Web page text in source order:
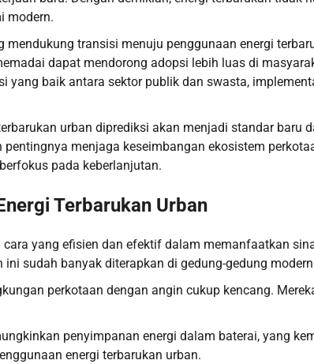
modern.
mendukung transisi menuju penggunaan energi
dapat mendorong adopsi lebih luas di
yang baik antara sektor publik dan swasta,
urban diprediksi akan menjadi standar baru
menjaga keseimbangan ekosistem
pada keberlanjutan.
Terbarukan Urban
yang efisien dan efektif dalam memanfaatkan
ini sudah banyak diterapkan di gedung-gedung
perkotaan dengan angin cukup kencang.
penyimpanan energi dalam baterai, yang
energi terbarukan urban.